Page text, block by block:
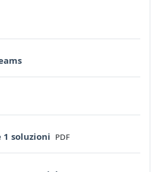
URL
1 soluzioni File
PDF